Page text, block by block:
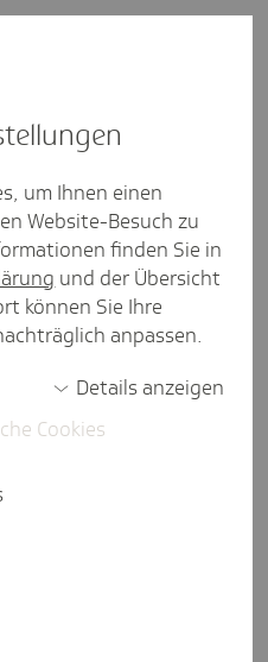
Gesund­
Demo­kratie
kann insgesamt
gibt es viele. Es
auch
so ist und was jetzt
um Ihnen einen
Website-Besuch zu
finden Sie in
und der Übersicht
können Sie Ihre
anpassen.
Details anzeigen
Cookies